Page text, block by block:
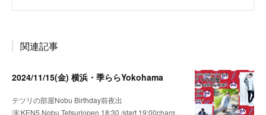
関連記事
2024/11/15(金) 横浜・季ららYokohama
テツリの部屋Nobu Birthday前夜出
演:KEN5,Nobu,Tetsuriopen 18:30 /start 19:00charg…